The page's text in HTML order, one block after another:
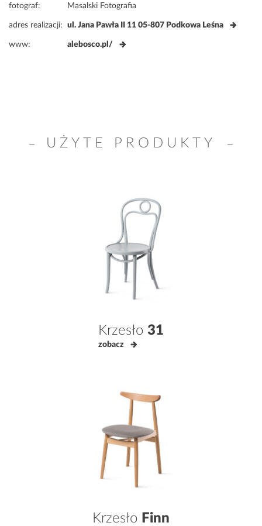
fotograf: Masalski Fotografia
adres realizacji: ul. Jana Pawła II 11 05-807 Podkowa Leśna
www: alebosco.pl/
UŻYTE PRODUKTY
Krzesło 31
zobacz
Krzesło Finn